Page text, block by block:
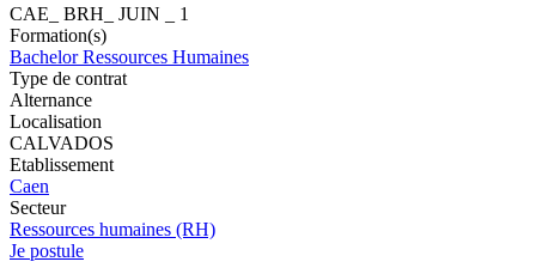
CAE_ BRH_ JUIN _ 1
Formation(s)
Bachelor Ressources Humaines
Type de contrat
Alternance
Localisation
CALVADOS
Etablissement
Caen
Secteur
Ressources humaines (RH)
Je postule